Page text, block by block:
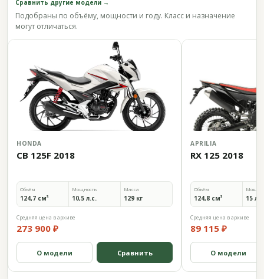
Сравнить другие модели →
Подобраны по объёму, мощности и году. Класс и назначение
могут отличаться.
HONDA
CB 125F 2018
Объём
124,7 см³
Мощность
10,5 л.с.
Масса
129 кг
Средняя цена в архиве
273 900 ₽
О модели Сравнить
APRILIA
RX 125 2018
Объём
124,8 см³ 15
Средняя цена в архиве
89 115 ₽
О модели